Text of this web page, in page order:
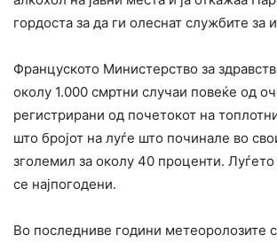
гордоста за да ги олеснат службите за
Француското Министерство за
околу 1.000 смртни случаи повеќе од
регистрирани од почетокот на
што бројот на луѓе што починале во
зголемил за околу 40 проценти.
се најпогодени.
Во последниве години метеоролозите